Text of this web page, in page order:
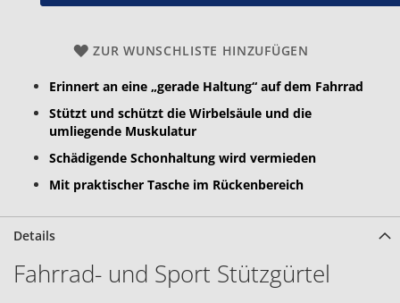
ZUR WUNSCHLISTE HINZUFÜGEN
Erinnert an eine „gerade Haltung“ auf dem Fahrrad
Stützt und schützt die Wirbelsäule und die
umliegende Muskulatur
Schädigende Schonhaltung wird vermieden
Mit praktischer Tasche im Rückenbereich
Details
Fahrrad- und Sport Stützgürtel